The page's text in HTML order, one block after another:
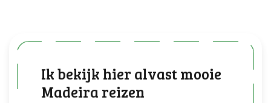
Ik bekijk hier alvast mooie
Madeira reizen